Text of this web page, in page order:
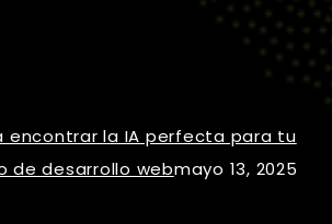
encontrar la IA perfecta para tu
de desarrollo webmayo 13, 2025